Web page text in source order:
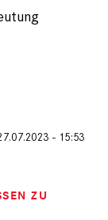
- 15:53
ZU